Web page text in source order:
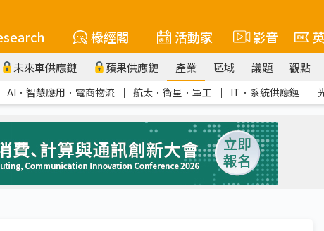
椽經閣 活動家 影音
未來車供應鏈 蘋果供應鏈 產業 區域 議題 觀點
AI．智慧應用．電商物流 ｜ 航太．衛星．軍工 ｜ IT．系統供應鏈 ｜